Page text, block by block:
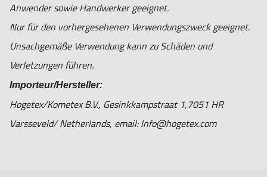
Anwender sowie Handwerker geeignet.
Nur für den vorhergesehenen Verwendungszweck geeignet.
Unsachgemäße Verwendung kann zu Schäden und
Verletzungen führen.
Importeur/Hersteller:
Hogetex/Kometex B.V., Gesinkkampstraat 1,7051 HR
Varsseveld/ Netherlands, email: Info@hogetex.com